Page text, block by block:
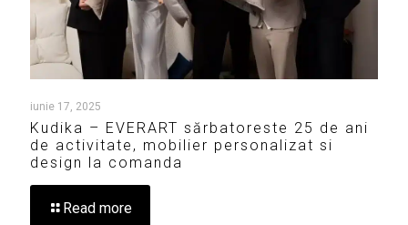
iunie 17, 2025
Kudika – EVERART sărbatoreste 25 de ani
de activitate, mobilier personalizat si
design la comanda
Read more